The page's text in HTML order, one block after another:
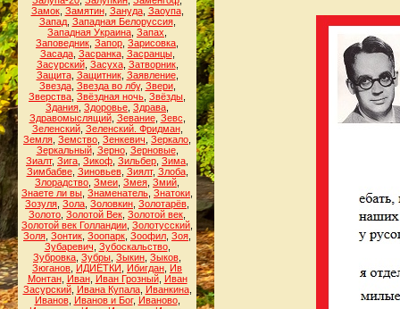
Замок, Замятин, Зануда, Заоупа,
Запад, Западная Белоруссия,
Западная Украина Запах
Заповедник Запор Зарисовка
Засада, Засранка, Засранцы,
Засурский, Засуха, Затворник,
Защита, Защитник, Заявление,
Звезда, Звезда во лбу, Звери,
Зверства Звёздная ночь Звёзды
Здания Здоровье Здрава
Здравомыслящий, Зевание, Зевс
Зеленский, Зеленский. Фридман,
Земля Земство Зенкевич Зеркало
Зеркальный, Зерно, Зерновые,
Зиалт, Зига Зикоф Зильбер Зима
Зимбабве, Зиновьев, Зиялт, Злоба,
Злорадство Змеи Змея Змий
Знаете ли вы Знаменатель Знатоки
Зозуля Зола Золовкин Золотарёв
Золото Золотой Век Золотой век
Золотой век Голландии Золотусский
Золя Зонтик Зоопарк Зоофил Зоя
Зубаревич Зубоскальство,
Зубровка Зубры Зыкин Зыков
Зюганов ИДИЁТКИ Ибигдан Ив
Монтан, Иван, Иван Грозный, Иван
Засурский, Ивана Купала, Иванкина,
Иванов, Иванов и Бог, Иваново,